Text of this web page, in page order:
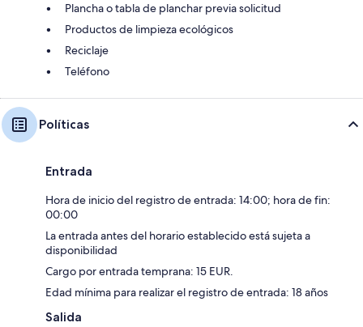
Plancha o tabla de planchar previa solicitud
Productos de limpieza ecológicos
Reciclaje
Teléfono
Políticas
Entrada
Hora de inicio del registro de entrada: 14:00; hora de fin:
00:00
La entrada antes del horario establecido está sujeta a
disponibilidad
Cargo por entrada temprana: 15 EUR.
Edad mínima para realizar el registro de entrada: 18 años
Salida